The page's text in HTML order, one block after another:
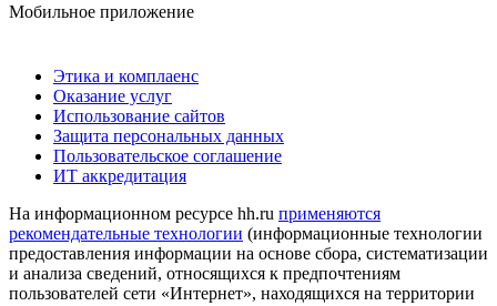
Мобильное приложение
Этика и комплаенс
Оказание услуг
Использование сайтов
Защита персональных данных
Пользовательское соглашение
ИТ аккредитация
На информационном ресурсе hh.ru применяются
рекомендательные технологии (информационные технологии
предоставления информации на основе сбора, систематизации
и анализа сведений, относящихся к предпочтениям
пользователей сети «Интернет», находящихся на территории